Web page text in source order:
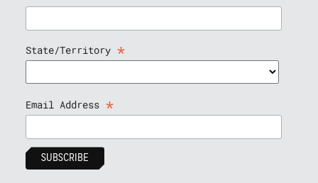
State/Territory *
Email Address *